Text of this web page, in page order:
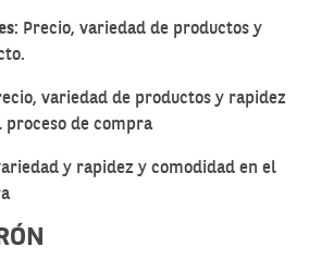
: Precio, variedad de productos y
variedad de productos y rapidez
proceso de compra
y rapidez y comodidad en el